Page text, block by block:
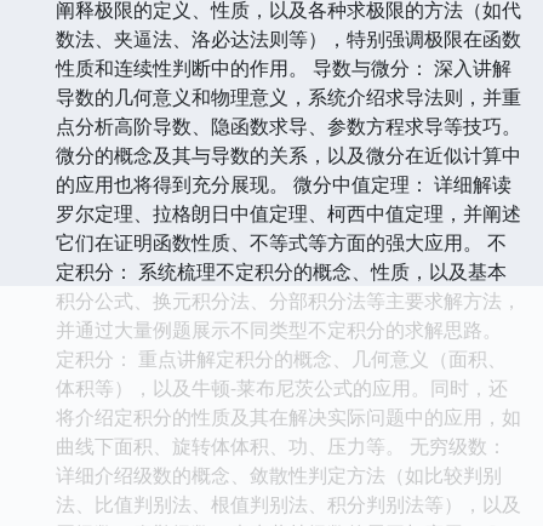
阐释极限的定义、性质，以及各种求极限的方法（如代
数法、夹逼法、洛必达法则等），特别强调极限在函数
性质和连续性判断中的作用。 导数与微分： 深入讲解
导数的几何意义和物理意义，系统介绍求导法则，并重
点分析高阶导数、隐函数求导、参数方程求导等技巧。
微分的概念及其与导数的关系，以及微分在近似计算中
的应用也将得到充分展现。 微分中值定理： 详细解读
罗尔定理、拉格朗日中值定理、柯西中值定理，并阐述
它们在证明函数性质、不等式等方面的强大应用。 不
定积分： 系统梳理不定积分的概念、性质，以及基本
积分公式、换元积分法、分部积分法等主要求解方法，
并通过大量例题展示不同类型不定积分的求解思路。
定积分： 重点讲解定积分的概念、几何意义（面积、
体积等），以及牛顿-莱布尼茨公式的应用。同时，还
将介绍定积分的性质及其在解决实际问题中的应用，如
曲线下面积、旋转体体积、功、压力等。 无穷级数：
详细介绍级数的概念、敛散性判定方法（如比较判别
法、比值判别法、根值判别法、积分判别法等），以及